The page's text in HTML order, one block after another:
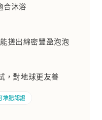
合沐浴
搓出綿密豐盈泡泡
，對地球更友善
堆肥認證